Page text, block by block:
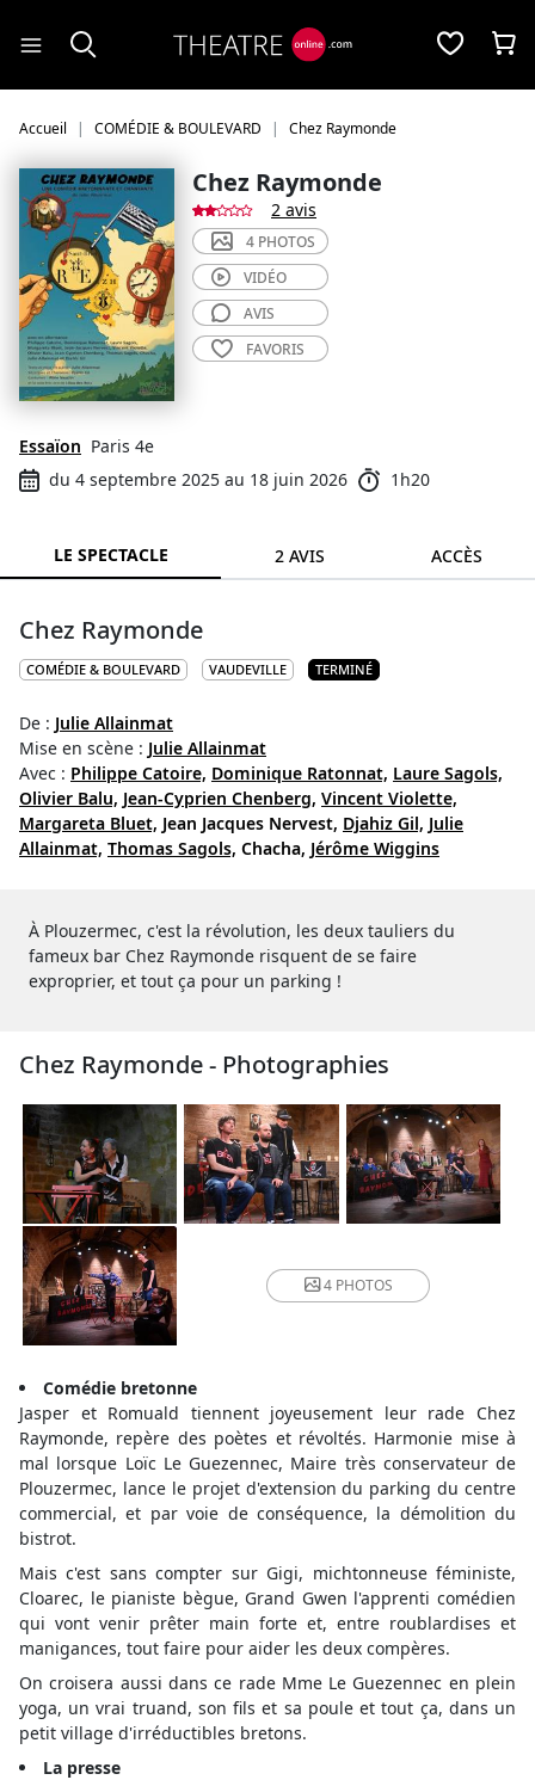
Accueil COMÉDIE & BOULEVARD Chez Raymonde
Chez Raymonde
2 avis
Essaïon Paris 4e
du 4 septembre 2025 au 18 juin 2026
1h20
4 PHOTOS
VIDÉO
AVIS
FAVORIS
LE SPECTACLE 2 AVIS ACCÈS
Chez Raymonde
COMÉDIE & BOULEVARD VAUDEVILLE TERMINÉ
De : Julie Allainmat
Mise en scène : Julie Allainmat
Avec : Philippe Catoire, Dominique Ratonnat, Laure Sagols,
Olivier Balu, Jean-Cyprien Chenberg, Vincent Violette,
Margareta Bluet, Jean Jacques Nervest, Djahiz Gil, Julie
Allainmat, Thomas Sagols, Chacha, Jérôme Wiggins
À Plouzermec, c'est la révolution, les deux tauliers du
fameux bar Chez Raymonde risquent de se faire
exproprier, et tout ça pour un parking !
Chez Raymonde - Photographies
4 PHOTOS
Comédie bretonne
Jasper et Romuald tiennent joyeusement leur rade Chez
Raymonde, repère des poètes et révoltés. Harmonie mise à
mal lorsque Loïc Le Guezennec, Maire très conservateur de
Plouzermec, lance le projet d'extension du parking du centre
commercial, et par voie de conséquence, la démolition du
bistrot.
Mais c'est sans compter sur Gigi, michtonneuse féministe,
Cloarec, le pianiste bègue, Grand Gwen l'apprenti comédien
qui vont venir prêter main forte et, entre roublardises et
manigances, tout faire pour aider les deux compères.
On croisera aussi dans ce rade Mme Le Guezennec en plein
yoga, un vrai truand, son fils et sa poule et tout ça, dans un
petit village d'irréductibles bretons.
La presse